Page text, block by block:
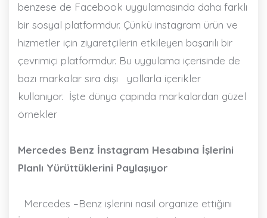
benzese de Facebook uygulamasında daha farklı
bir sosyal platformdur. Çünkü instagram ürün ve
hizmetler için ziyaretçilerin etkileyen başarılı bir
çevrimiçi platformdur. Bu uygulama içerisinde de
bazı markalar sıra dışı
yollarla içerikler
kullanıyor. İşte dünya çapında markalardan güzel
örnekler
Mercedes Benz İnstagram Hesabına İşlerini
Planlı Yürüttüklerini Paylaşıyor
Mercedes –Benz işlerini nasıl organize ettiğini